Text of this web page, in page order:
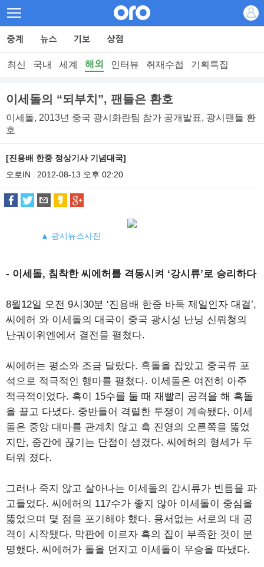
최신 국내 세계 해외 인터뷰 취재수첩 기획특집
이세돌의 “되부치”, 팬들은 환호
이세돌, 2013년 중국 광시화란팀 참가 공개발표, 광시팬들 환
호
[진용배 한중 정상기사 기념대국]
오로IN
2012-08-13 오후 02:20
▲ 광시뉴스사진
- 이세돌, 침착한 씨에허를 격동시켜 ‘강시류’로 승리하다
8월12일 오전 9시30분 ‘진용배 한중 바둑 제일인자 대결’,
씨에허 와 이세돌의 대국이 중국 광시성 난닝 신뤄청의
난궈이위엔에서 결전을 펼쳤다.
씨에허는 평소와 조금 달랐다. 흑돌을 잡았고 중국류 포
석으로 적극적인 행마를 펼쳤다. 이세돌은 여전히 아주
적극적이었다. 흑이 15수를 둘 때 재빨리 공격을 해 흑돌
을 끌고 다녔다. 중반들어 격렬한 투쟁이 계속됐다, 이세
돌은 중앙 대마를 관계치 않고 흑 진영의 오른쪽을 뚫었
지만, 중간에 끊기는 단점이 생겼다. 씨에허의 형세가 두
터워 졌다.
그러나 죽지 않고 살아나는 이세돌의 강시류가 빈틈을 파
고들었다. 씨에허의 117수가 좋지 않아 이세돌이 중심을
뚫었으며 몇 점을 포기해야 했다. 용서없는 서로의 대 공
격이 시작됐다. 막판에 이르자 흑의 집이 부족한 것이 분
명했다. 씨에허가 돌을 던지고 이세돌이 우승을 따냈다.